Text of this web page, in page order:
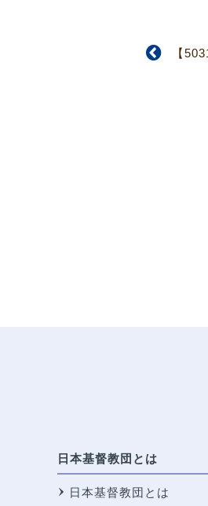
【
日本基督教団とは
日本基督教団とは